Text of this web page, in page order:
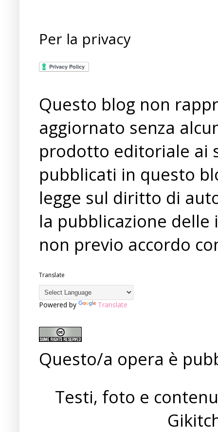
Per la privacy
Questo blog non
aggiornato senza
prodotto editoriale ai
pubblicati in questo
legge sul diritto di
la pubblicazione
non previo accordo
Translate
Powered by Translate
Questo/a opera è
Testi, foto e